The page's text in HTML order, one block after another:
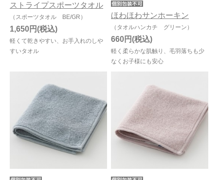
ストライプスポーツタオル
（スポーツタオル BE/GR）
軽くて乾きやすい、お手入れのしや
すいタオル
1,650円
ほわほわサンホーキン
（タオルハンカチ グリーン）
軽く柔らかな肌触り、毛羽落ちも少
なくお子様にも安心
660円